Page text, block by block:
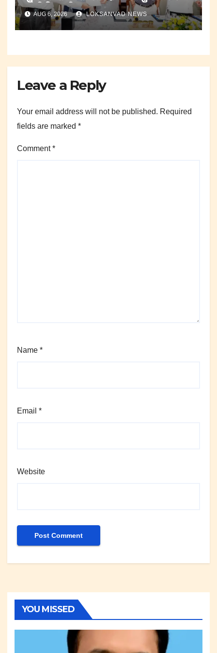
यांची नियुक्ती.
AUG 6, 2026 LOKSANVAD NEWS
Leave a Reply
Your email address will not be published. Required
fields are marked *
Comment*
Name *
Email *
Website
YOU MISSED